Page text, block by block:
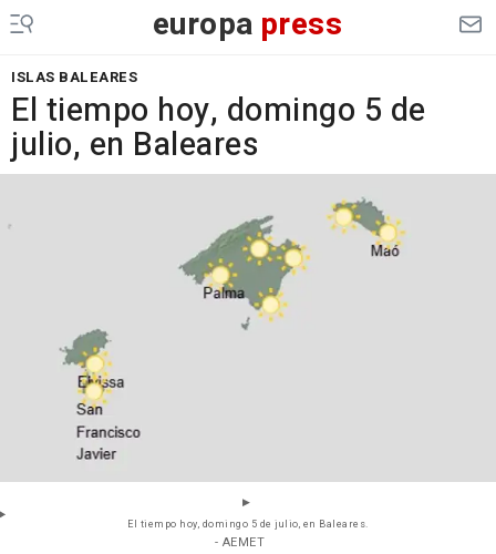
europa press
ISLAS BALEARES
El tiempo hoy, domingo 5 de
julio, en Baleares
El tiempo hoy, domingo 5 de julio, en Baleares.
- AEMET